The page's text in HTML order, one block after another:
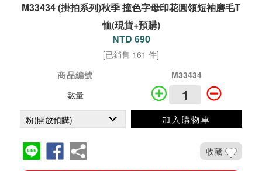
M33434 (掛拍系列)秋季 撞色字母印花圓領短袖磨毛T
恤(現貨+預購)
NTD 690
[已銷售 161 件]
商品編號
M33434
數量
加入購物車
收藏